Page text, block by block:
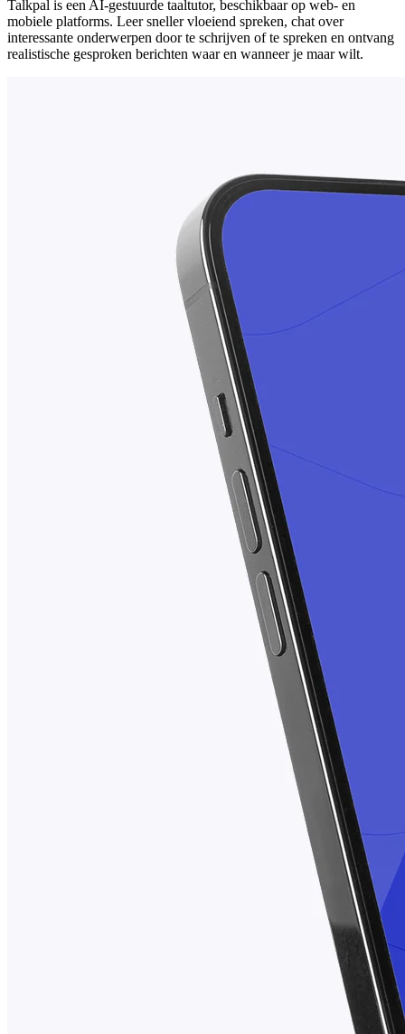
Talkpal is een AI-gestuurde taaltutor, beschikbaar op web- en
mobiele platforms. Leer sneller vloeiend spreken, chat over
interessante onderwerpen door te schrijven of te spreken en ontvang
realistische gesproken berichten waar en wanneer je maar wilt.